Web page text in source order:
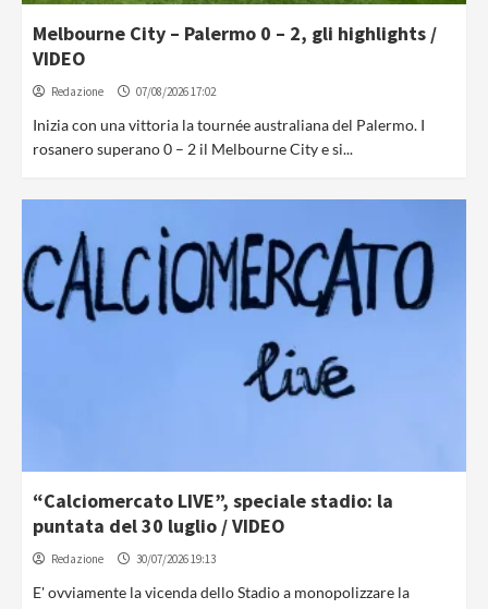
Melbourne City – Palermo 0 – 2, gli highlights /
VIDEO
Redazione 07/08/2026 17:02
Inizia con una vittoria la tournée australiana del Palermo. I
rosanero superano 0 – 2 il Melbourne City e si...
“Calciomercato LIVE”, speciale stadio: la
puntata del 30 luglio / VIDEO
Redazione 30/07/2026 19:13
E' ovviamente la vicenda dello Stadio a monopolizzare la